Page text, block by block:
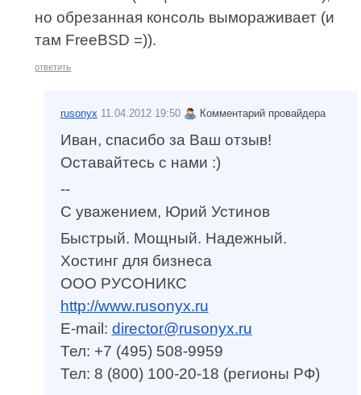
но обрезанная консоль вымораживает (и
там FreeBSD =)).
ответить
rusonyx 11.04.2012 19:50 Комментарий провайдера
Иван, спасибо за Ваш отзыв!
Оставайтесь с нами :)
--
С уважением, Юрий Устинов
Быстрый. Мощный. Надежный.
Хостинг для бизнеса
ООО РУСОНИКС
http://www.rusonyx.ru
E-mail: director@rusonyx.ru
Тел: +7 (495) 508-9959
Тел: 8 (800) 100-20-18 (регионы РФ)